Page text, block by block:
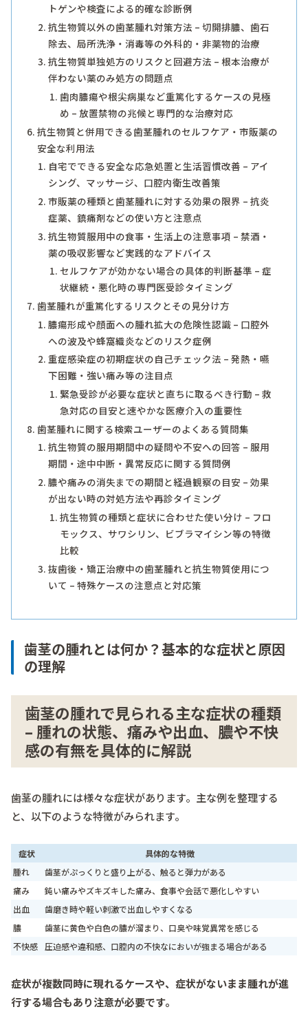
トゲンや検査による的確な診断例
抗生物質以外の歯茎腫れ対策方法 – 切開排膿、歯石
除去、局所洗浄・消毒等の外科的・非薬物的治療
抗生物質単独処方のリスクと回避方法 – 根本治療が
伴わない薬のみ処方の問題点
歯肉膿瘍や根尖病巣など重篤化するケースの見極
め – 放置禁物の兆候と専門的な治療対応
抗生物質と併用できる歯茎腫れのセルフケア・市販薬の
安全な利用法
自宅でできる安全な応急処置と生活習慣改善 – アイ
シング、マッサージ、口腔内衛生改善策
市販薬の種類と歯茎腫れに対する効果の限界 – 抗炎
症薬、鎮痛剤などの使い方と注意点
抗生物質服用中の食事・生活上の注意事項 – 禁酒・
薬の吸収影響など実践的なアドバイス
セルフケアが効かない場合の具体的判断基準 – 症
状継続・悪化時の専門医受診タイミング
歯茎腫れが重篤化するリスクとその見分け方
膿瘍形成や顔面への腫れ拡大の危険性認識 – 口腔外
への波及や蜂窩織炎などのリスク症例
重症感染症の初期症状の自己チェック法 – 発熱・嚥
下困難・強い痛み等の注目点
緊急受診が必要な症状と直ちに取るべき行動 – 救
急対応の目安と速やかな医療介入の重要性
歯茎腫れに関する検索ユーザーのよくある質問集
抗生物質の服用期間中の疑問や不安への回答 – 服用
期間・途中中断・異常反応に関する質問例
膿や痛みの消失までの期間と経過観察の目安 – 効果
が出ない時の対処方法や再診タイミング
抗生物質の種類と症状に合わせた使い分け – フロ
モックス、サワシリン、ビブラマイシン等の特徴
比較
抜歯後・矯正治療中の歯茎腫れと抗生物質使用につ
いて – 特殊ケースの注意点と対応策
歯茎の腫れとは何か？基本的な症状と原因
の理解
歯茎の腫れで見られる主な症状の種類
– 腫れの状態、痛みや出血、膿や不快
感の有無を具体的に解説
歯茎の腫れには様々な症状があります。主な例を整理する
と、以下のような特徴がみられます。
症状
具体的な特徴
腫れ
歯茎がぷっくりと盛り上がる、触ると弾力がある
痛み
鈍い痛みやズキズキした痛み、食事や会話で悪化しやすい
出血
歯磨き時や軽い刺激で出血しやすくなる
膿
歯茎に黄色や白色の膿が溜まり、口臭や味覚異常を感じる
不快感
圧迫感や違和感、口腔内の不快なにおいが強まる場合がある
症状が複数同時に現れるケースや、症状がないまま腫れが進
行する場合もあり注意が必要です。